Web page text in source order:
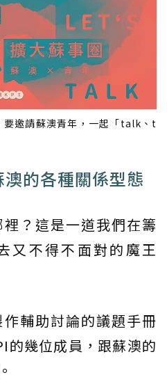
要邀請蘇澳青年，一起「talk、t
的各種關係型態
？這是一道我們在籌
又不得不面對的魔王
輔助討論的議題手冊
的幾位成員，跟蘇澳的